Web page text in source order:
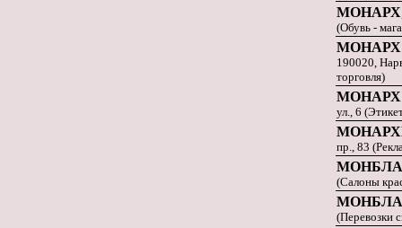
МОНАРХ
(Обувь -
МОНАРХ
190020,
торговля)
ул., 6
пр., 83
(Салоны
(Перевозки